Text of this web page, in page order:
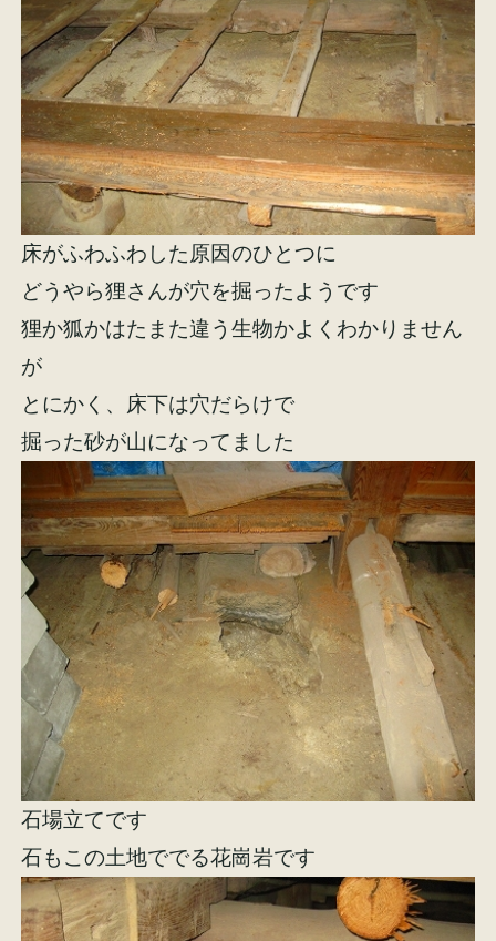
床がふわふわした原因のひとつに
どうやら狸さんが穴を掘ったようです
狸か狐かはたまた違う生物かよくわかりません
が
とにかく、床下は穴だらけで
掘った砂が山になってました
石場立てです
石もこの土地ででる花崗岩です
スタッフ紹介
オンラインショップ
イベント情報 来場予約
資料請求 お問い合わせ